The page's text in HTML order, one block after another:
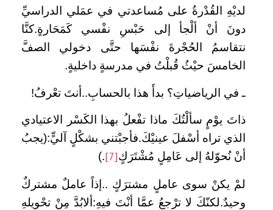
لديْهِ القُدْرةُ على مُساعدتي في عمَلي الدراسيِّ
دونَ أنْ ألْجأ إلى حَبْسِ نفْسي كَمَحَارةٍ.كنَّا
نتقاسمُ الحُجْرةَ نفْسَها حتَّى دخولي الصفَّ
الخامسَ حيْثُ قُبلْتُ في مدرسةٍ داخليةٍ.
ـ في الرياضياتِ؟ بدأَ هذا بالحسابِ..أنتَ تعْرفُ!
ذاتَ يوْمٍ سألْتُكَ ماذا تفْعلُ بهذا الكَسْر الاعتيادي
الذي تراه أسْفلَ عينيْكَ.فأجبْتني بشكْلٍ آليٍّ:(يجبُ
أنْ نُحوّلهُ إلى عَامِلٍ مُشْتَرَكٍ [7]
.)
لمْ يكنْ سوى عاملٍ مشترَكٍ ..إذاً عاملٌ مشتركٌ
وحيدٌ.لكنّكَ لا ترْجعُ عمَّا أنْتَ فيهِ:ألابُدَّ مِنْ تحْويلهِ